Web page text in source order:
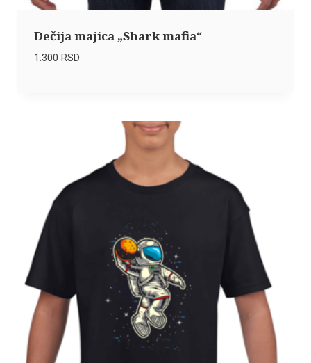
Dečija majica „Shark mafia“
1.300 RSD